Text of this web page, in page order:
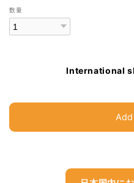
数量
International